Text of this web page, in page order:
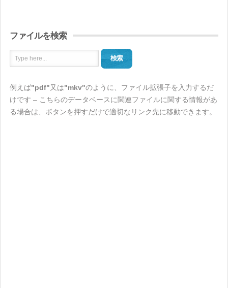
ファイルを検索
検索
例えば"pdf"又は"mkv"のように、ファイル拡張子を入力するだ
けです – こちらのデータベースに関連ファイルに関する情報があ
る場合は、ボタンを押すだけで適切なリンク先に移動できます。